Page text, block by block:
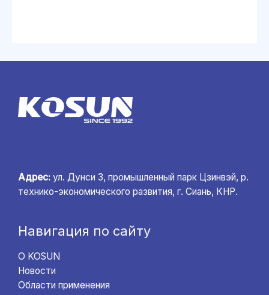
Адрес: ул. Дунси 3, промышленный парк Цзинвэй, р.
технико-экономического развития, г. Сиань, КНР.
Навигация по сайту
О KOSUN
Новости
Области применения